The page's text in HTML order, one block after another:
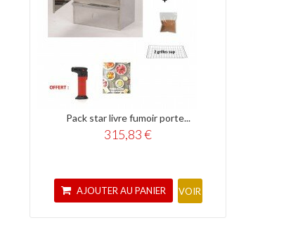
Pack star livre fumoir porte...
315,83 €
AJOUTER AU PANIER VOIR